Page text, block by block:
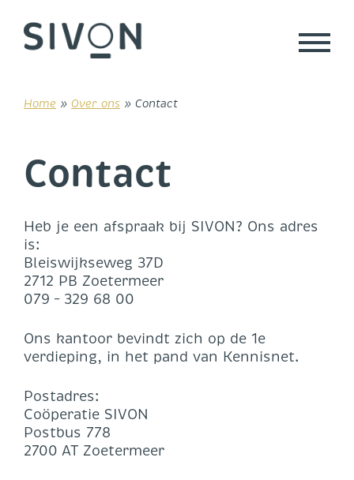
content
Home » Over ons » Contact
Contact
Heb je een afspraak bij SIVON? Ons adres
is:
Bleiswijkseweg 37D
2712 PB Zoetermeer
079 – 329 68 00
Ons kantoor bevindt zich op de 1e
verdieping, in het pand van Kennisnet.
Postadres:
Coöperatie SIVON
Postbus 778
2700 AT Zoetermeer